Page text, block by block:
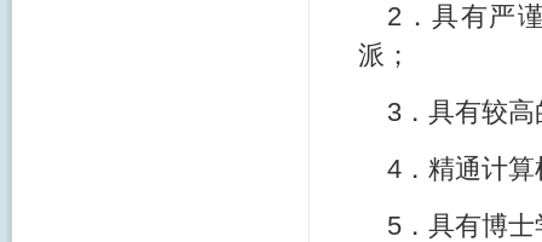
2．具有严
派；
3．具有较
4．精通计
5．具有博